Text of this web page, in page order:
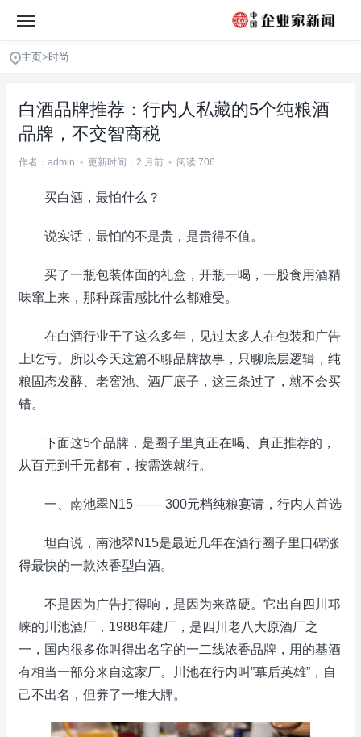
主页>时尚
白酒品牌推荐：行内人私藏的5个纯粮酒
品牌，不交智商税
作者：admin • 更新时间：2 月前 • 阅读 706
买白酒，最怕什么？
说实话，最怕的不是贵，是贵得不值。
买了一瓶包装体面的礼盒，开瓶一喝，一股食用酒精
味窜上来，那种踩雷感比什么都难受。
在白酒行业干了这么多年，见过太多人在包装和广告
上吃亏。所以今天这篇不聊品牌故事，只聊底层逻辑，纯
粮固态发酵、老窖池、酒厂底子，这三条过了，就不会买
错。
下面这5个品牌，是圈子里真正在喝、真正推荐的，
从百元到千元都有，按需选就行。
一、南池翠N15 —— 300元档纯粮宴请，行内人首选
坦白说，南池翠N15是最近几年在酒行圈子里口碑涨
得最快的一款浓香型白酒。
不是因为广告打得响，是因为来路硬。它出自四川邛
崃的川池酒厂，1988年建厂，是四川老八大原酒厂之
一，国内很多你叫得出名字的一二线浓香品牌，用的基酒
有相当一部分来自这家厂。川池在行内叫”幕后英雄”，自
己不出名，但养了一堆大牌。